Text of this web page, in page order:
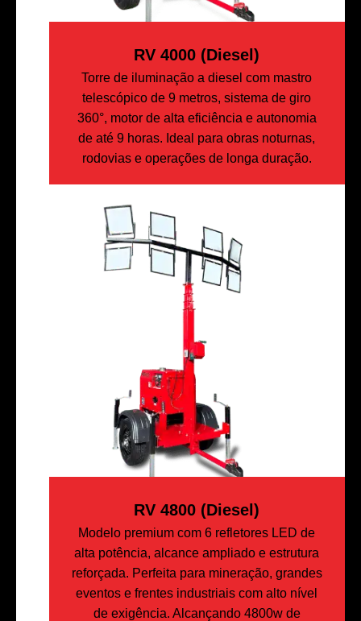
RV 4000 (diesel)
Torre de iluminação a diesel com mastro
telescópico de 9 metros, sistema de giro
360°, motor de alta eficiência e autonomia
de até 9 horas. Ideal para obras noturnas,
rodovias e operações de longa duração.
RV 4800 (Diesel)
Modelo premium com 6 refletores LED de
alta potência, alcance ampliado e estrutura
reforçada. Perfeita para mineração, grandes
eventos e frentes industriais com alto nível
de exigência. Alcançando 4800w de